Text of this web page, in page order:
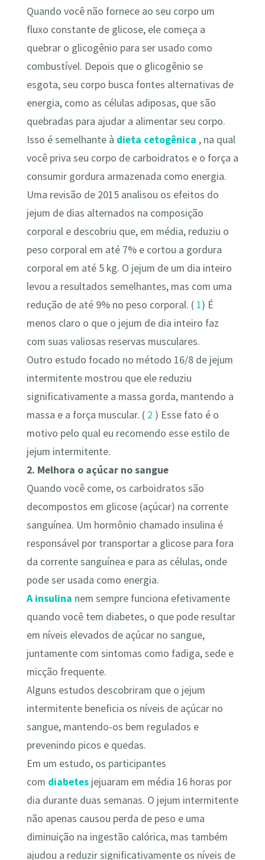
Quando você não fornece ao seu corpo um
fluxo constante de glicose, ele começa a
quebrar o glicogênio para ser usado como
combustível. Depois que o glicogênio se
esgota, seu corpo busca fontes alternativas de
energia, como as células adiposas, que são
quebradas para ajudar a alimentar seu corpo.
Isso é semelhante à dieta cetogênica , na qual
você priva seu corpo de carboidratos e o força a
consumir gordura armazenada como energia.
Uma revisão de 2015 analisou os efeitos do
jejum de dias alternados na composição
corporal e descobriu que, em média, reduziu o
peso corporal em até 7% e cortou a gordura
corporal em até 5 kg. O jejum de um dia inteiro
levou a resultados semelhantes, mas com uma
redução de até 9% no peso corporal. ( 1) É
menos claro o que o jejum de dia inteiro faz
com suas valiosas reservas musculares.
Outro estudo focado no método 16/8 de jejum
intermitente mostrou que ele reduziu
significativamente a massa gorda, mantendo a
massa e a força muscular. ( 2 ) Esse fato é o
motivo pelo qual eu recomendo esse estilo de
jejum intermitente.
2. Melhora o açúcar no sangue
Quando você come, os carboidratos são
decompostos em glicose (açúcar) na corrente
sanguínea. Um hormônio chamado insulina é
responsável por transportar a glicose para fora
da corrente sanguínea e para as células, onde
pode ser usada como energia.
A insulina nem sempre funciona efetivamente
quando você tem diabetes, o que pode resultar
em níveis elevados de açúcar no sangue,
juntamente com sintomas como fadiga, sede e
micção frequente.
Alguns estudos descobriram que o jejum
intermitente beneficia os níveis de açúcar no
sangue, mantendo-os bem regulados e
prevenindo picos e quedas.
Em um estudo, os participantes
com diabetesjejuaram em média 16 horas por
dia durante duas semanas. O jejum intermitente
não apenas causou perda de peso e uma
diminuição na ingestão calórica, mas também
ajudou a reduzir significativamente os níveis de